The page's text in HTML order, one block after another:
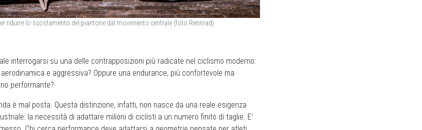
ridurre lo scostamento del piantone dal movimento centrale (foto Rennrad)
interrogarsi su una delle contrapposizioni più radicate nel ciclismo moderno:
e aggressiva? Oppure una endurance, più confortevole ma
performante?
è mal posta. Questa distinzione, infatti, non nasce da una reale esigenza
la necessità di adattare milioni di ciclisti a un numero finito di taglie. E’